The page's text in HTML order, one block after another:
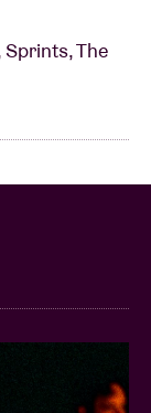
Sprints, The